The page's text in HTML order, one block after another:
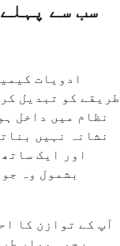
سب سے
ادویات
طریقے کو تبدیل
نظام میں داخل
نشانہ نہیں
اور ایک
بشمول وہ
آپ کے توازن کا
ہے جو ہموار